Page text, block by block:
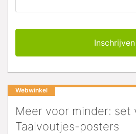
Webwinkel
Meer voor minder: set
Taalvoutjes-posters